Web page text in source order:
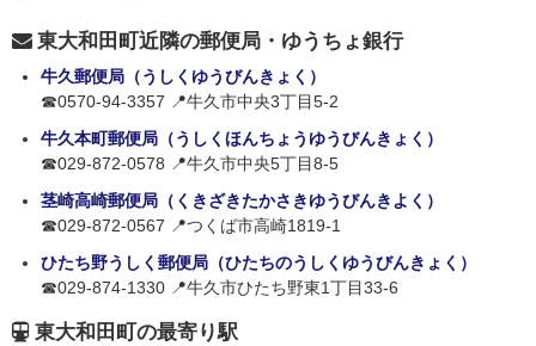
東大和田町近隣の郵便局・ゆうちょ銀行
牛久郵便局（うしくゆうびんきょく）
☎0570-94-3357 📍牛久市中央3丁目5-2
牛久本町郵便局（うしくほんちょうゆうびんきょく）
☎029-872-0578 📍牛久市中央5丁目8-5
茎崎高崎郵便局（くきざきたかさきゆうびんきよく）
☎029-872-0567 📍つくば市高崎1819-1
ひたち野うしく郵便局（ひたちのうしくゆうびんきょく）
☎029-874-1330 📍牛久市ひたち野東1丁目33-6
東大和田町の最寄り駅